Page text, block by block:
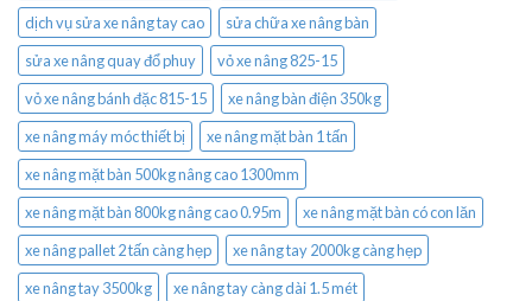
dịch vụ sửa xe nâng tay cao
sửa chữa xe nâng bàn
sửa xe nâng quay đổ phuy
vỏ xe nâng 825-15
vỏ xe nâng bánh đặc 815-15
xe nâng bàn điện 350kg
xe nâng máy móc thiết bị
xe nâng mặt bàn 1 tấn
xe nâng mặt bàn 500kg nâng cao 1300mm
xe nâng mặt bàn 800kg nâng cao 0.95m
xe nâng mặt bàn có con lăn
xe nâng pallet 2 tấn càng hẹp
xe nâng tay 2000kg càng hẹp
xe nâng tay 3500kg
xe nâng tay càng dài 1.5 mét